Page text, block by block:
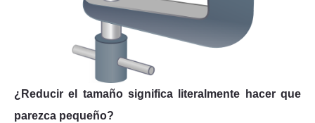
¿Reducir el tamaño significa literalmente hacer que
parezca pequeño?